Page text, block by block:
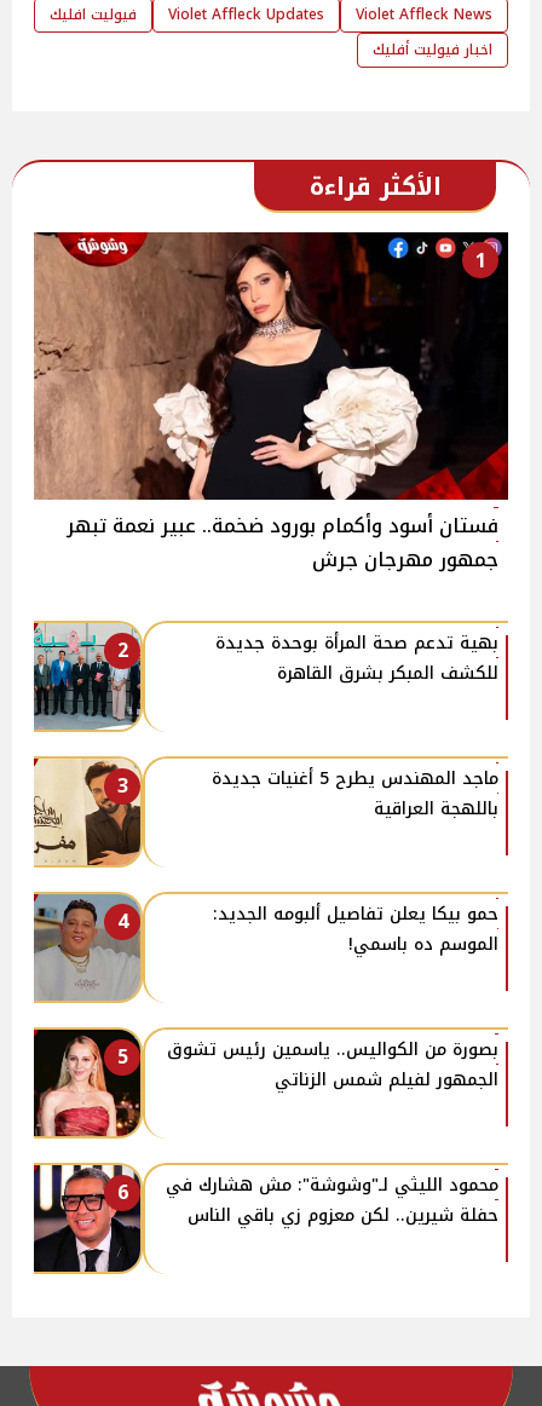
Violet Affleck News
Violet Affleck Updates
فيوليت افليك
اخبار فيوليت أفليك
الأكثر قراءة
1
فستان أسود وأكمام بورود ضخمة.. عبير نعمة تبهر
جمهور مهرجان جرش
2
بهية تدعم صحة المرأة بوحدة جديدة
للكشف المبكر بشرق القاهرة
3
ماجد المهندس يطرح 5 أغنيات جديدة
باللهجة العراقية
4
حمو بيكا يعلن تفاصيل ألبومه الجديد:
الموسم ده باسمي!
5
بصورة من الكواليس.. ياسمين رئيس تشوق
الجمهور لفيلم شمس الزناتي
6
محمود الليثي لـ"وشوشة": مش هشارك في
حفلة شيرين.. لكن معزوم زي باقي الناس